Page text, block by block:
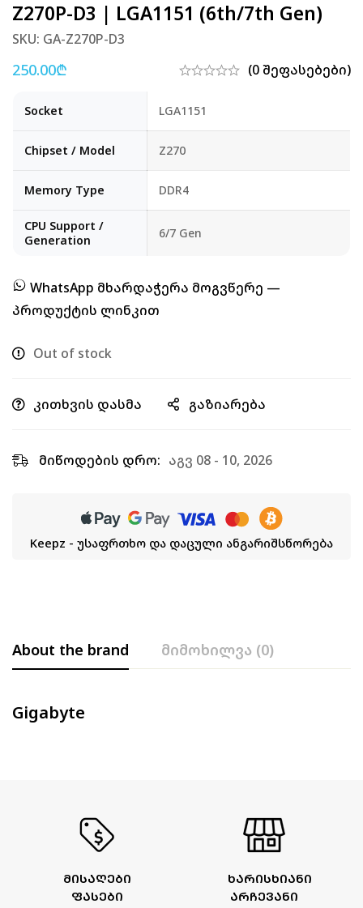
Z270P-D3 | LGA1151 (6th/7th Gen)
SKU: GA-Z270P-D3
250.00₾ (0 შეფასებები)
Socket LGA1151
Chipset / Model Z270
Memory Type DDR4
CPU Support /
Generation
6/7 Gen
WhatsApp მხარდაჭერა მოგვწერე —
პროდუქტის ლინკით
Out of stock
კითხვის დასმა გაზიარება
მიწოდების დრო: აგვ 08 - 10, 2026
Keepz - უსაფრთხო და დაცული ანგარიშსწორება
About the brand მიმოხილვა (0)
Gigabyte
ᲮᲐᲠᲘᲡᲮᲘᲐᲜᲘ
ᲐᲠᲩᲔᲕᲐᲜᲘ
ᲛᲘᲡᲐᲦᲔᲑᲘ
ᲤᲐᲡᲔᲑᲘ